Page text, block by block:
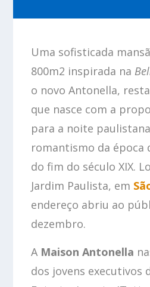
Uma sofisticada
800m2 inspirada na
o novo Antonella,
que nasce com a
para a noite
romantismo da época
do fim do século XIX.
Jardim Paulista, em
endereço abriu ao
dezembro.
A Maison Antonella
dos jovens executivos